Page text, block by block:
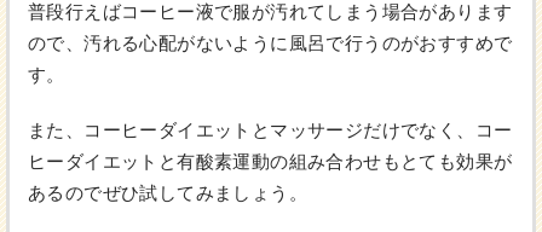
普段行えばコーヒー液で服が汚れてしまう場合があります
ので、汚れる心配がないように風呂で行うのがおすすめで
す。
また、コーヒーダイエットとマッサージだけでなく、コー
ヒーダイエットと有酸素運動の組み合わせもとても効果が
あるのでぜひ試してみましょう。